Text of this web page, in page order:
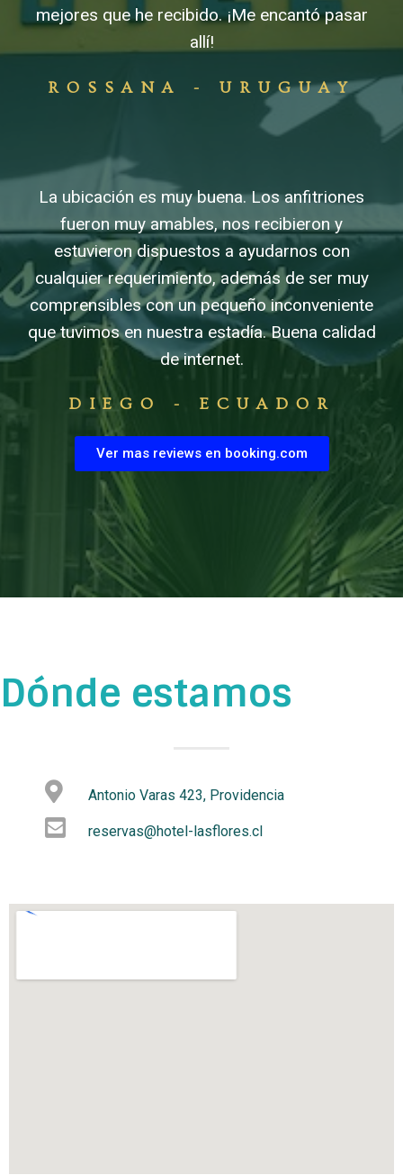
mejores que he recibido. ¡Me encantó pasar
allí!
ROSSANA - URUGUAY
mr bet bonus
La ubicación es muy buena. Los anfitriones
fueron muy amables, nos recibieron y
estuvieron dispuestos a ayudarnos con
cualquier requerimiento, además de ser muy
comprensibles con un pequeño inconveniente
que tuvimos en nuestra estadía. Buena calidad
de internet.
DIEGO - ECUADOR
Ver mas reviews en booking.com
Dónde estamos
Antonio Varas 423, Providencia
reservas@hotel-lasflores.cl